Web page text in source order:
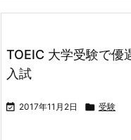
TOEIC 大学受験で優
入試
 2017年11月2日  受験